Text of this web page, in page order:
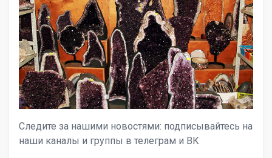
Следите за нашими новостями: подписывайтесь на
наши каналы и группы в телеграм и ВК